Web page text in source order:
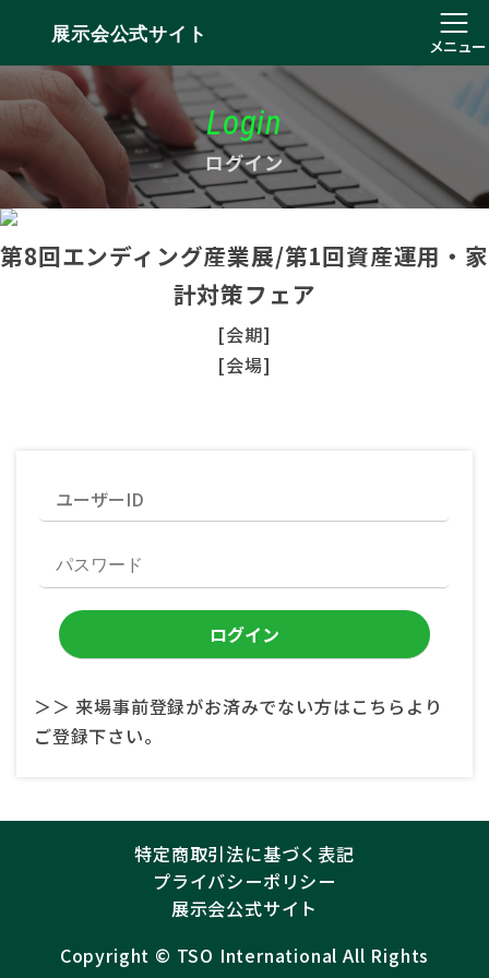
展示会公式サイト
メニュー
Login
ログイン
第8回エンディング産業展/第1回資産運用・家
計対策フェア
[会期]
[会場]
＞＞ 来場事前登録がお済みでない方はこちらより
ご登録下さい。
特定商取引法に基づく表記
プライバシーポリシー
展示会公式サイト
Copyright ©︎ TSO International All Rights